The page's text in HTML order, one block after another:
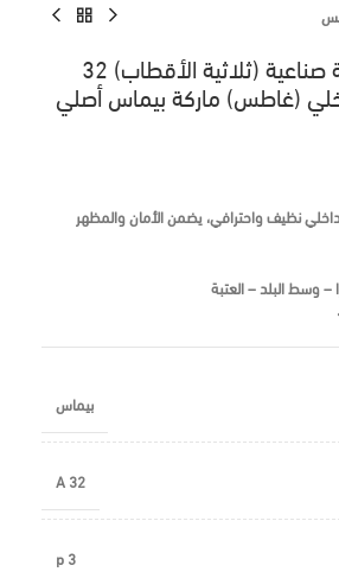
طقم بريزة وفيشة صناعية (ثلاثية الأقطاب) 32
(غاطس) ماركة بيماس أصلي
داخلي نظيف واحترافي، يضمن الأمان والمظهر
– وسط البلد – العتبة
بيماس
32 A
3 p